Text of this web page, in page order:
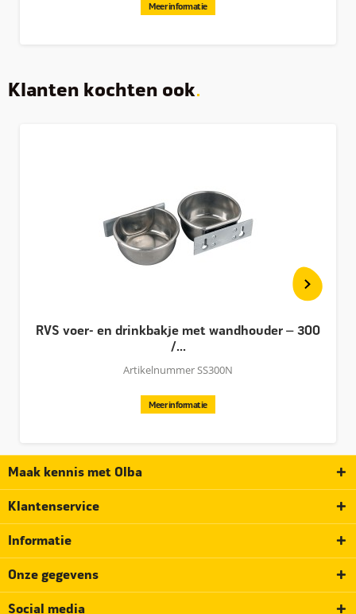
Meer informatie
Klanten kochten ook
RVS voer- en drinkbakje met wandhouder – 300
/...
Artikelnummer SS300N
Meer informatie
Maak kennis met Olba
Klantenservice
Informatie
Onze gegevens
Social media